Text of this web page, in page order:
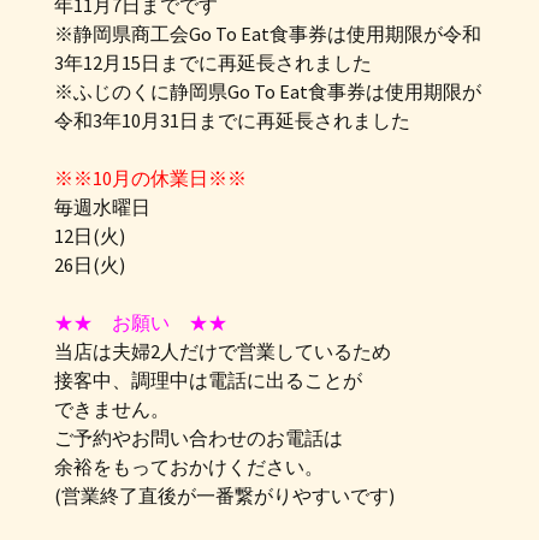
年11月7日までです
※静岡県商工会Go To Eat食事券は使用期限が令和
3年12月15日までに再延長されました
※ふじのくに静岡県Go To Eat食事券は使用期限が
令和3年10月31日までに再延長されました
※※10月の休業日※※
毎週水曜日
12日(火)
26日(火)
★★ お願い ★★
当店は夫婦2人だけで営業しているため
接客中、調理中は電話に出ることが
できません。
ご予約やお問い合わせのお電話は
余裕をもっておかけください。
(営業終了直後が一番繋がりやすいです)